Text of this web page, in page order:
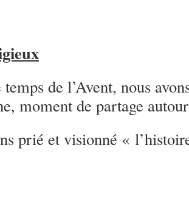
de l’Avent, nous
moment de partage
prié et visionné «